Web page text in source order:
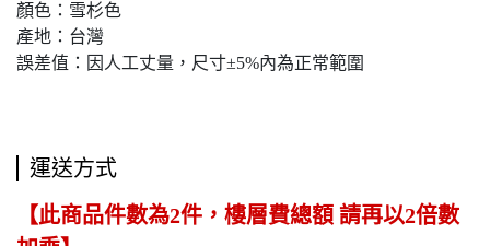
顏色：雪杉色
產地：台灣
誤差值：因人工丈量，尺寸±5%內為正常範圍
運送方式
【此商品件數為2件，樓層費總額 請再以2倍數